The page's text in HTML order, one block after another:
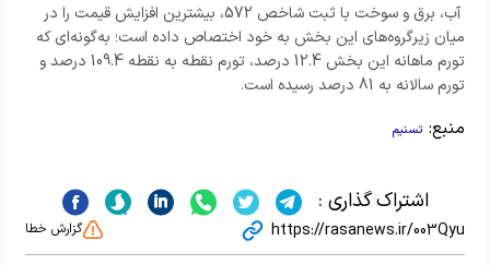
آب، برق و سوخت با ثبت شاخص 572، بیشترین افزایش قیمت را در
میان زیرگروه‌های این بخش به خود اختصاص داده است؛ به‌گونه‌ای که
تورم ماهانه این بخش 12.4 درصد، تورم نقطه‌ به‌ نقطه 109.4 درصد و
تورم سالانه به 81 درصد رسیده است.
منبع: تسنیم
اشتراک گذاری :
https://rasanews.ir/003Qyu گزارش خطا